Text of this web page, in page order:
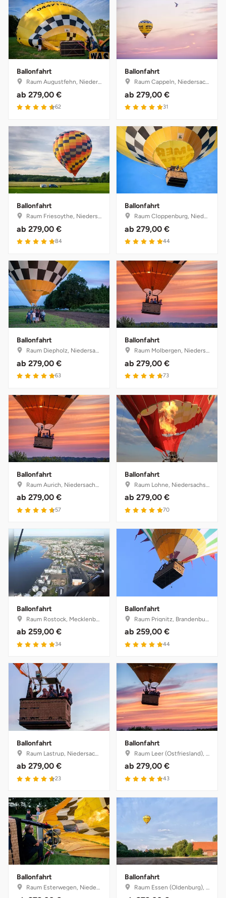
Ballonfahrt
Raum Augustfehn, Niedersachsen
ab 279,00 €
4.6 von 5
62
Ballonfahrt
Raum Cappeln, Niedersachsen
ab 279,00 €
5 von 5
31
Ballonfahrt
Raum Friesoythe, Niedersachsen
ab 279,00 €
4.8 von 5
84
Ballonfahrt
Raum Cloppenburg, Niedersachsen
ab 279,00 €
5 von 5
44
Ballonfahrt
Raum Diepholz, Niedersachsen
ab 279,00 €
4.9 von 5
63
Ballonfahrt
Raum Molbergen, Niedersachsen
ab 279,00 €
4.8 von 5
73
Ballonfahrt
Raum Aurich, Niedersachsen
ab 279,00 €
4.7 von 5
57
Ballonfahrt
Raum Lohne, Niedersachsen
ab 279,00 €
4.9 von 5
70
Ballonfahrt
Raum Rostock, Mecklenburg-Vorpommern
ab 259,00 €
4.9 von 5
34
Ballonfahrt
Raum Prignitz, Brandenburg
ab 259,00 €
4.9 von 5
44
Ballonfahrt
Raum Lastrup, Niedersachsen
ab 279,00 €
4.6 von 5
23
Ballonfahrt
Raum Leer (Ostfriesland), Niedersachsen
ab 279,00 €
4.8 von 5
43
Ballonfahrt
Raum Esterwegen, Niedersachsen
Ballonfahrt
Raum Essen (Oldenburg), Niedersachsen